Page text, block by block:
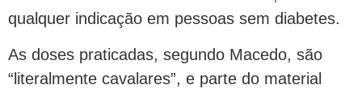
qualquer indicação em pessoas sem diabetes.
As doses praticadas, segundo Macedo, são
“literalmente cavalares”, e parte do material